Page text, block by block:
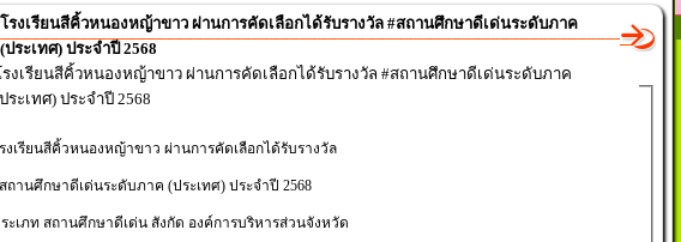
โรงเรียนสีคิ้วหนองหญ้าขาว ผ่านการคัดเลือกได้รับรางวัล #สถานศึกษาดีเด่นระดับภาค
(ประเทศ) ประจำปี 2568
งเรียนสีคิ้วหนองหญ้าขาว ผ่านการคัดเลือกได้รับรางวัล #สถานศึกษาดีเด่นระดับภาค
ระเทศ) ประจำปี 2568
งเรียนสีคิ้วหนองหญ้าขาว ผ่านการคัดเลือกได้รับรางวัล
ถานศึกษาดีเด่นระดับภาค (ประเทศ) ประจำปี 2568
ะเภท สถานศึกษาดีเด่น สังกัด องค์การบริหารส่วนจังหวัด